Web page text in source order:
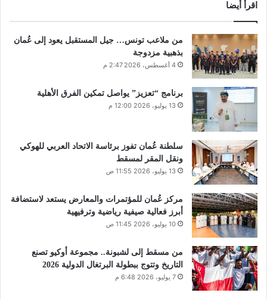
اقرأ أيضا
من ملاعب تونس… جيل المستقبل يعود إلى عُمان
بذهبية مزدوجة
4 أغسطس، 2026 2:47 م
برنامج “تعزيز” يواصل تمكين الفرق الأهلية
13 يوليو، 2026 12:00 م
سلطنة عُمان تفوز برئاسة الاتحاد العربي للهوكي
ونقل المقر لمسقط
13 يوليو، 2026 11:55 ص
مركز عُمان للمؤتمرات والمعارض يستعد لاستضافة
أبرز فعالية صيفية رياضية وترفيهية
10 يوليو، 2026 11:45 ص
من مسقط إلى لشبونة.. مجموعة أوكيو تصنع
التاريخ وتتوج ببطولة البرتغال الدولية 2026
7 يوليو، 2026 6:48 م